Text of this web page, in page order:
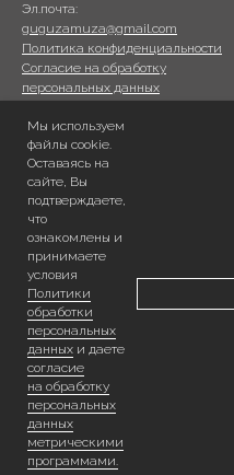
Мы используем
файлы cookie.
Оставаясь на
сайте, Вы
подтверждаете,
что
ознакомлены и
принимаете
условия
Политики
обработки
персональных
данных и даете
согласие
на обработку
персональных
данных
метрическими
программами.
Эл.почта:
guguzamuza@gmail.com
Политика конфиденциальности
Согласие на обработку
персональных данных
персональных данных
метрическими программами
Публичная оферта
Согласие на рассылку
ИНФОРМАЦИЯ
Доставка и оплата
О нас